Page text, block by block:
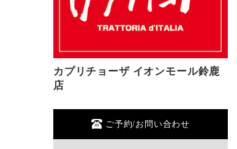
カプリチョーザ イオンモール鈴鹿
店
ご予約/お問い合わせ